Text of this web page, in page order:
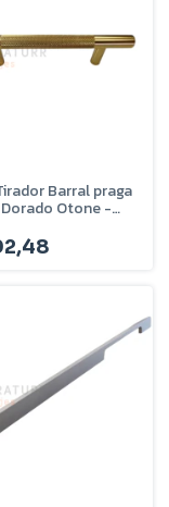
Barral praga
Dorado Otone -